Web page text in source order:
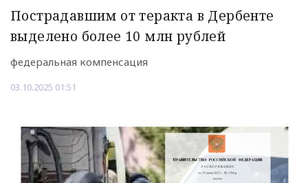
Пострадавшим от теракта в Дербенте
выделено более 10 млн рублей
федеральная компенсация
03.10.2025 01:51